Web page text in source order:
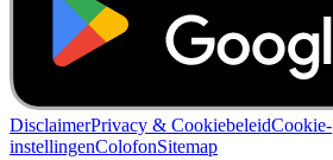
DisclaimerPrivacy & CookiebeleidCookie-
instellingenColofonSitemap